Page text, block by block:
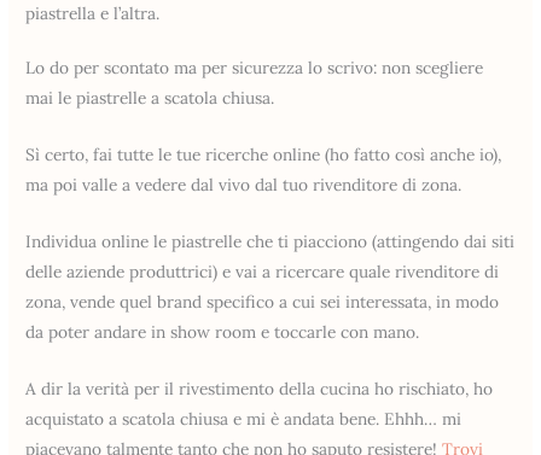
piastrella e l’altra.
Lo do per scontato ma per sicurezza lo scrivo: non scegliere
mai le piastrelle a scatola chiusa.
Sì certo, fai tutte le tue ricerche online (ho fatto così anche io),
ma poi valle a vedere dal vivo dal tuo rivenditore di zona.
Individua online le piastrelle che ti piacciono (attingendo dai siti
delle aziende produttrici) e vai a ricercare quale rivenditore di
zona, vende quel brand specifico a cui sei interessata, in modo
da poter andare in show room e toccarle con mano.
A dir la verità per il rivestimento della cucina ho rischiato, ho
acquistato a scatola chiusa e mi è andata bene. Ehhh… mi
piacevano talmente tanto che non ho saputo resistere!Trovi